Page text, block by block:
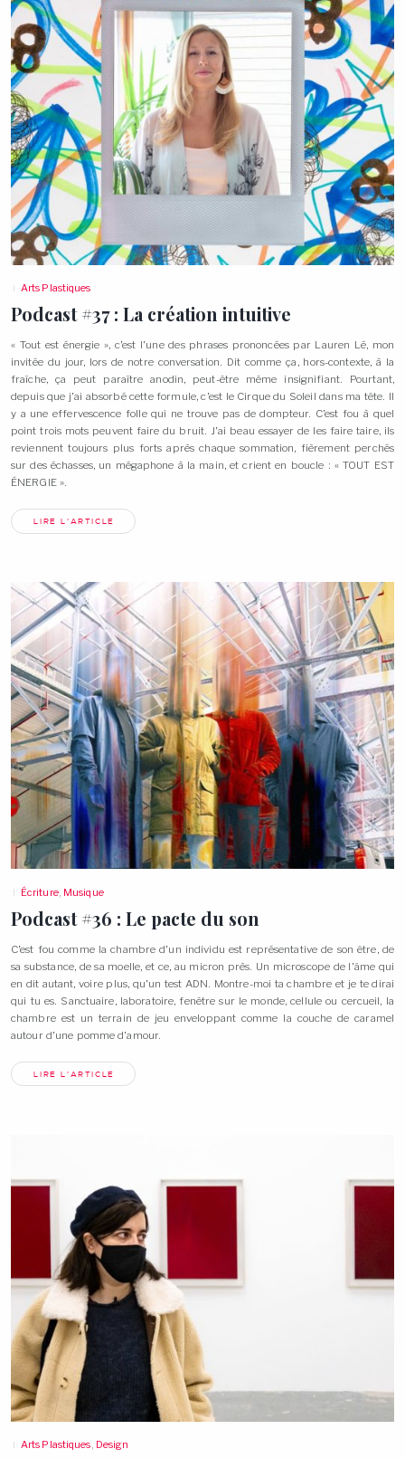
Arts Plastiques
Podcast #37 : La création intuitive
« Tout est énergie », c’est l’une des phrases prononcées par Lauren Lé, mon
invitée du jour, lors de notre conversation. Dit comme ça, hors-contexte, à la
fraîche, ça peut paraître anodin, peut-être même insignifiant. Pourtant,
depuis que j’ai absorbé cette formule, c’est le Cirque du Soleil dans ma tête. Il
y a une effervescence folle qui ne trouve pas de dompteur. C’est fou à quel
point trois mots peuvent faire du bruit. J’ai beau essayer de les faire taire, ils
reviennent toujours plus forts après chaque sommation, fièrement perchés
sur des échasses, un mégaphone à la main, et crient en boucle : « TOUT EST
ÉNERGIE ».
LIRE L'ARTICLE
Écriture, Musique
Podcast #36 : Le pacte du son
C’est fou comme la chambre d’un individu est représentative de son être, de
sa substance, de sa moelle, et ce, au micron près. Un microscope de l’âme qui
en dit autant, voire plus, qu’un test ADN. Montre-moi ta chambre et je te dirai
qui tu es. Sanctuaire, laboratoire, fenêtre sur le monde, cellule ou cercueil, la
chambre est un terrain de jeu enveloppant comme la couche de caramel
autour d’une pomme d’amour.
LIRE L'ARTICLE
Arts Plastiques, Design